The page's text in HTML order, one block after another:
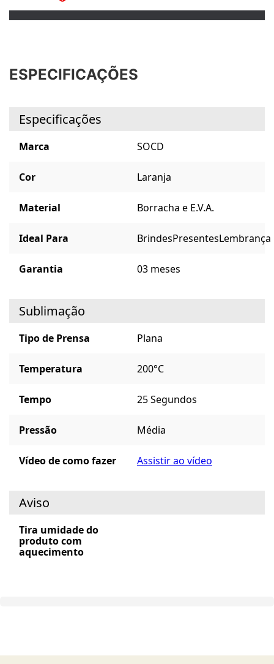
ESPECIFICAÇÕES
Especificações
Marca SOCD
Cor Laranja
Material Borracha e E.V.A.
Ideal Para BrindesPresentesLembrança
Garantia 03 meses
Sublimação
Tipo de Prensa Plana
Temperatura 200°C
Tempo 25 Segundos
Pressão Média
Vídeo de como fazer Assistir ao vídeo
Aviso
Tira umidade do
produto com
aquecimento